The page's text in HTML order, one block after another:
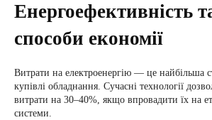
Енергоефективність
способи економії
Витрати на електроенергію — це найбільша
купівлі обладнання. Сучасні технології
витрати на 30–40%, якщо впровадити їх на
системи.